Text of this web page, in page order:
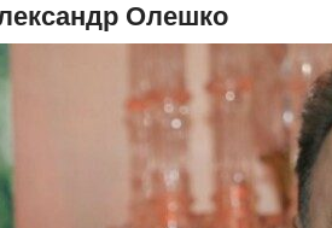
Олешко